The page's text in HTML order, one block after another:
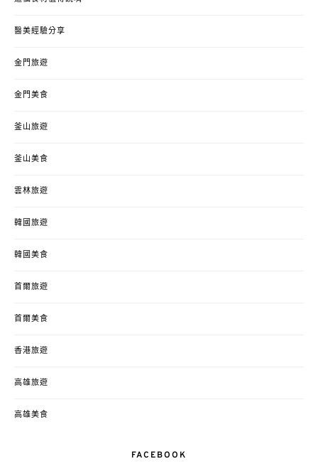
醫美經驗分享
金門旅遊
金門美食
釜山旅遊
釜山美食
雲林旅遊
韓國旅遊
韓國美食
首爾旅遊
首爾美食
香港旅遊
高雄旅遊
高雄美食
FACEBOOK